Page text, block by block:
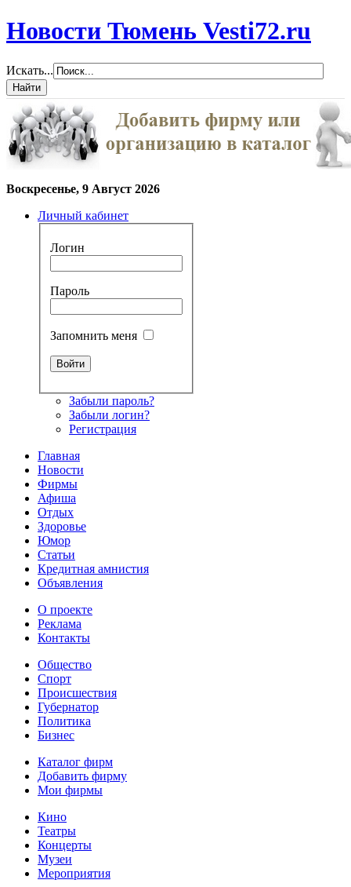
Новости Тюмень Vesti72.ru
Искать...
Воскресенье, 9 Август 2026
Личный кабинет
Логин
Пароль
Запомнить меня
Забыли пароль?
Забыли логин?
Регистрация
Главная
Новости
Фирмы
Афиша
Отдых
Здоровье
Юмор
Статьи
Кредитная амнистия
Объявления
О проекте
Реклама
Контакты
Общество
Спорт
Происшествия
Губернатор
Политика
Бизнес
Каталог фирм
Добавить фирму
Мои фирмы
Кино
Театры
Концерты
Музеи
Мероприятия